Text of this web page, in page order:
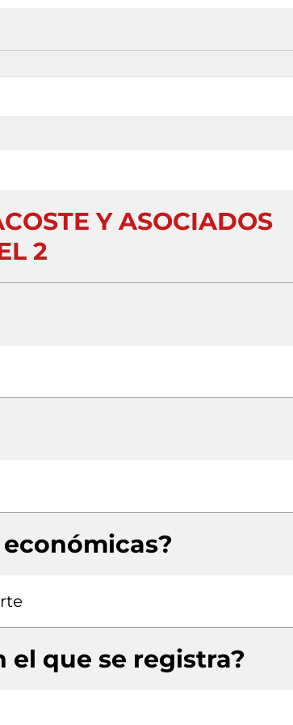
Y ASOCIADOS
2
el que se registra?